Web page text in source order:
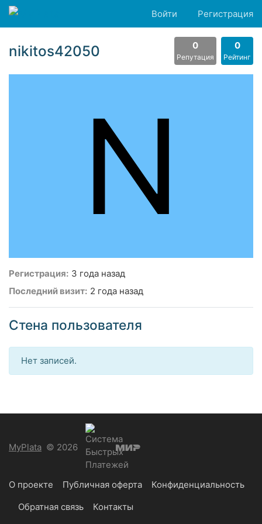
Войти Регистрация
nikitos42050 0
Репутация
0
Рейтинг
N
Регистрация: 3 года назад
Последний визит: 2 года назад
Стена пользователя
Нет записей.
MyPlata © 2026
О проекте Публичная оферта
Конфиденциальность
Обратная связь
Контакты